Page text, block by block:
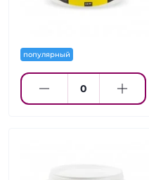
популярный